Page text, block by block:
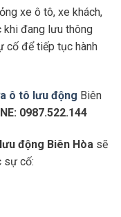
xe ô tô, xe khách,
khi đang lưu thông
cố để tiếp tục hành
ô tô lưu động Biên
0987.522.144
động Biên Hòa sẽ
sự cố: